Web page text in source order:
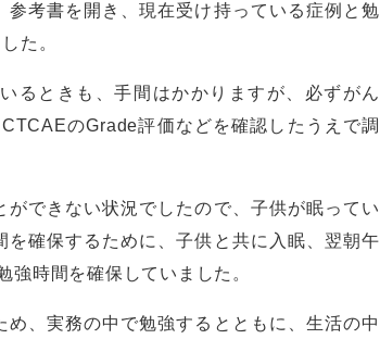
考書を開き、現在受け持っている症例と勉
た。
るときも、手間はかかりますが、必ずがん
のGrade評価などを確認したうえで調
できない状況でしたので、子供が眠ってい
確保するために、子供と共に入眠、翌朝午
時間を確保していました。
、実務の中で勉強するとともに、生活の中